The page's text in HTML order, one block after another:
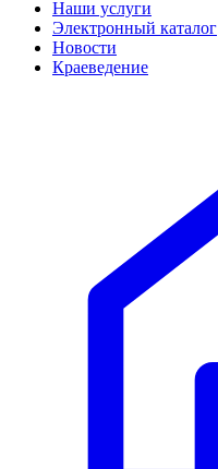
Наши услуги
Электронный каталог
Новости
Краеведение